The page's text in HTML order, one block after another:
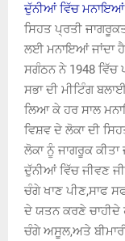
ਦੁੱਨੀਆਂ ਵਿੱਚ ਮਨਾਇਆਂ
ਸਿਹਤ ਪ੍ਰਤੀ
ਲਈ ਮਨਾਇਆਂ ਜਾਂਦਾ
ਸਗੰਠਨ ਨੇ 1948 ਵਿੱਚ
ਸਭਾ ਦੀ ਮੀਟਿੰਗ
ਲਿਆ ਕੇ ਹਰ ਸਾਲ
ਵਿਸ਼ਵ ਦੇ ਲੋਕਾ ਦੀ
ਲੋਕਾ ਨੂੰ ਜਾਗਰੂਕ
ਦੁੱਨੀਆਂ ਵਿੱਚ ਜੀਵਣ
ਚੰਗੇ ਖਾਣ ਪੀਣ,ਸਾਫ
ਦੇ ਯਤਨ ਕਰਣੇ ਚਾਹੀਦੇ
ਚੰਗੇ ਅਸੂਲ,ਅਤੇ